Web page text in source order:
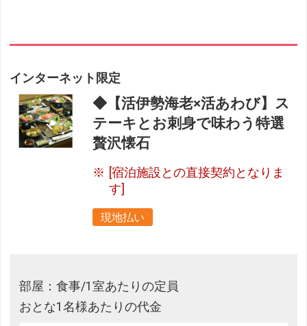
インターネット限定
◆【活伊勢海老×活あわび】ス
テーキとお刺身で味わう特選
贅沢懐石
[宿泊施設との直接契約となりま
す]
現地払い
部屋：食事/1室あたりの定員
おとな1名様あたりの代金